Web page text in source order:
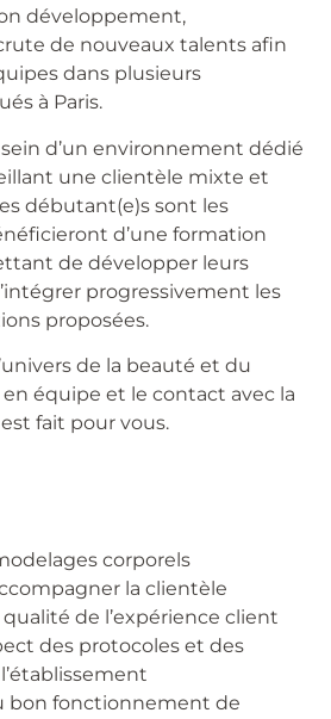
développement,
de nouveaux talents afin
dans plusieurs
à Paris.
d’un environnement dédié
une clientèle mixte et
débutant(e)s sont les
d’une formation
de développer leurs
progressivement les
proposées.
de la beauté et du
équipe et le contact avec la
fait pour vous.
corporels
la clientèle
qualité de l’expérience client
des protocoles et des
bon fonctionnement de